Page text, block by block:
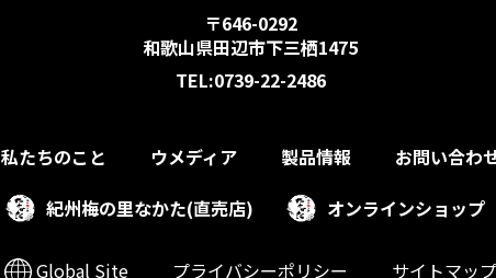
〒646-0292
和歌山県田辺市下三栖1475
TEL:0739-22-2486
私たちのこと ウメディア 製品情報
お問い合わ
紀州梅の里なかた(直売店)
オンラインショップ
Global Site プライバシーポリシー サイトマップ